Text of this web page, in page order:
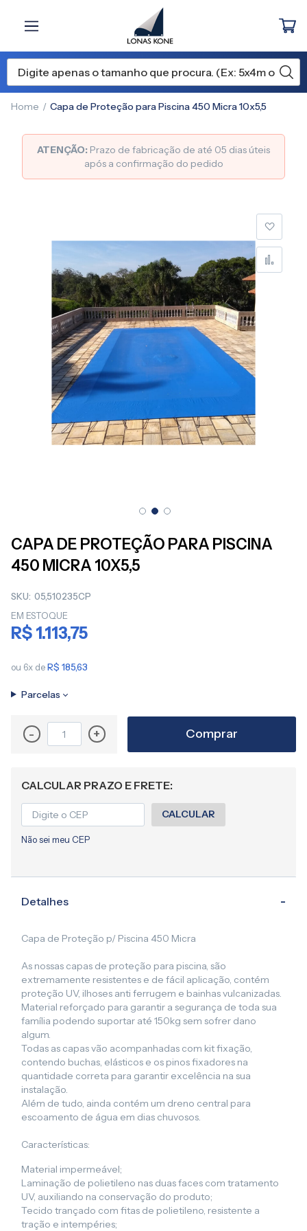
Home Capa de Proteção para Piscina 450 Micra 10x5,5
ATENÇÃO: Prazo de fabricação de até 05 dias úteis
após a confirmação do pedido
para
início
Galeria
imagens
CAPA DE PROTEÇÃO PARA PISCINA
450 MICRA 10X5,5
SKU 05,510235CP
EM ESTOQUE
R$ 1.113,75
ou 6x deR$ 185,63
Parcelas
- + Comprar
CALCULAR PRAZO E FRETE:
CALCULAR
Não sei meu CEP
Detalhes
Capa de Proteção p/ Piscina 450 Micra
As nossas capas de proteção para piscina, são
extremamente resistentes e de fácil aplicação, contém
proteção UV, ilhoses anti ferrugem e bainhas vulcanizadas.
Material reforçado para garantir a segurança de toda sua
família podendo suportar até 150kg sem sofrer dano
algum.
Todas as capas vão acompanhadas com kit fixação,
contendo buchas, elásticos e os pinos fixadores na
quantidade correta para garantir excelência na sua
instalação.
Além de tudo, ainda contém um dreno central para
escoamento de água em dias chuvosos.
Características:
Material impermeável;
Laminação de polietileno nas duas faces com tratamento
UV, auxiliando na conservação do produto;
Tecido trançado com fitas de polietileno, resistente a
tração e intempéries;